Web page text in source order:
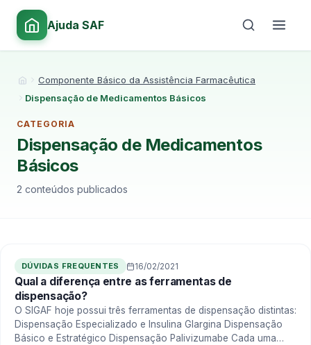
Ajuda SAF
Início
Componente Básico da Assistência Farmacêutica
Dispensação de Medicamentos Básicos
CATEGORIA
Dispensação de Medicamentos
Básicos
2 conteúdos publicados
DÚVIDAS FREQUENTES 16/02/2021
Qual a diferença entre as ferramentas de
dispensação?
O SIGAF hoje possui três ferramentas de dispensação distintas:
Dispensação Especializado e Insulina Glargina Dispensação
Básico e Estratégico Dispensação Palivizumabe Cada uma